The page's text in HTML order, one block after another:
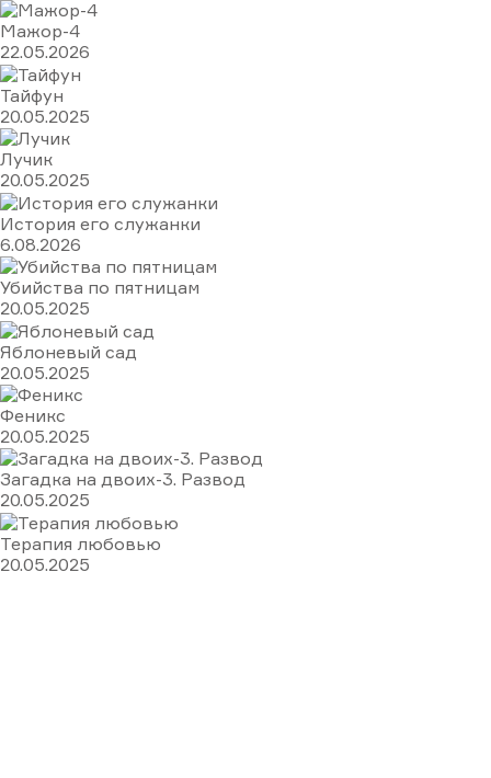
Мажор-4
22.05.2026
Тайфун
20.05.2025
Лучик
20.05.2025
История его служанки
6.08.2026
Убийства по пятницам
20.05.2025
Яблоневый сад
20.05.2025
Феникс
20.05.2025
Загадка на двоих-3. Развод
20.05.2025
Терапия любовью
20.05.2025